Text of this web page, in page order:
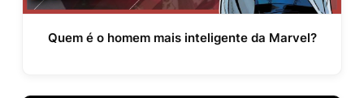
Quem é o homem mais inteligente da Marvel?